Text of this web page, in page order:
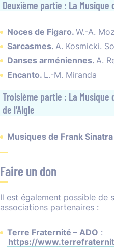
Deuxième partie : La Musique
Noces de Figaro. W.-A.
Sarcasmes. A. Kosmicki.
Danses arméniennes. A.
Encanto. L.-M. Miranda
Troisième partie : La Musique
de l’Aigle
Musiques de Frank Sinatra
Faire un don
Il est également possible de
associations partenaires :
Terre Fraternité – ADO :
https://